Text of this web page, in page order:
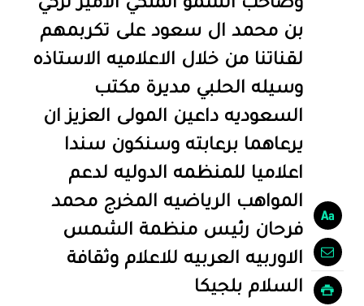
وصاحب السمو الملكي الامير تركي
بن محمد ال سعود على تكربمهم
لقناتنا من خلال الاعلاميه الاستاذه
وسيله الحلبي مديرة مكتب
السعوديه داعين المولى العزيز ان
يرعاهما برعابته وسنكون سندا
اعلاميا للمنظمه الدوليه لدعم
المواهب الرياضيه المخرج محمد
فرحان رئيس منظمة الشمس
الاوربيه العربيه للاعلام وثقافة
السلام بلجيكا